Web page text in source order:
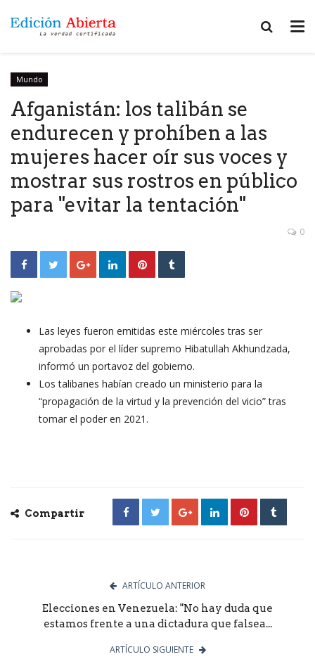
Mundo
Afganistán: los talibán se
endurecen y prohíben a las
mujeres hacer oír sus voces y
mostrar sus rostros en público
para "evitar la tentación"
0
Las leyes fueron emitidas este miércoles tras ser
aprobadas por el líder supremo Hibatullah Akhundzada,
informó un portavoz del gobierno.
Los talibanes habían creado un ministerio para la
“propagación de la virtud y la prevención del vicio” tras
tomar el poder en 2021.
Compartir
ARTÍCULO ANTERIOR
Elecciones en Venezuela: "No hay duda que
estamos frente a una dictadura que falsea...
ARTÍCULO SIGUIENTE